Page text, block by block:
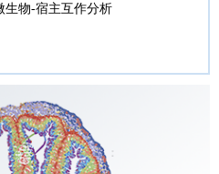
生物-宿主互作分析